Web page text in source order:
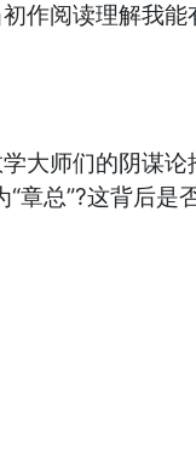
作阅读理解我
大师们的阴谋
“章总”?这背后是